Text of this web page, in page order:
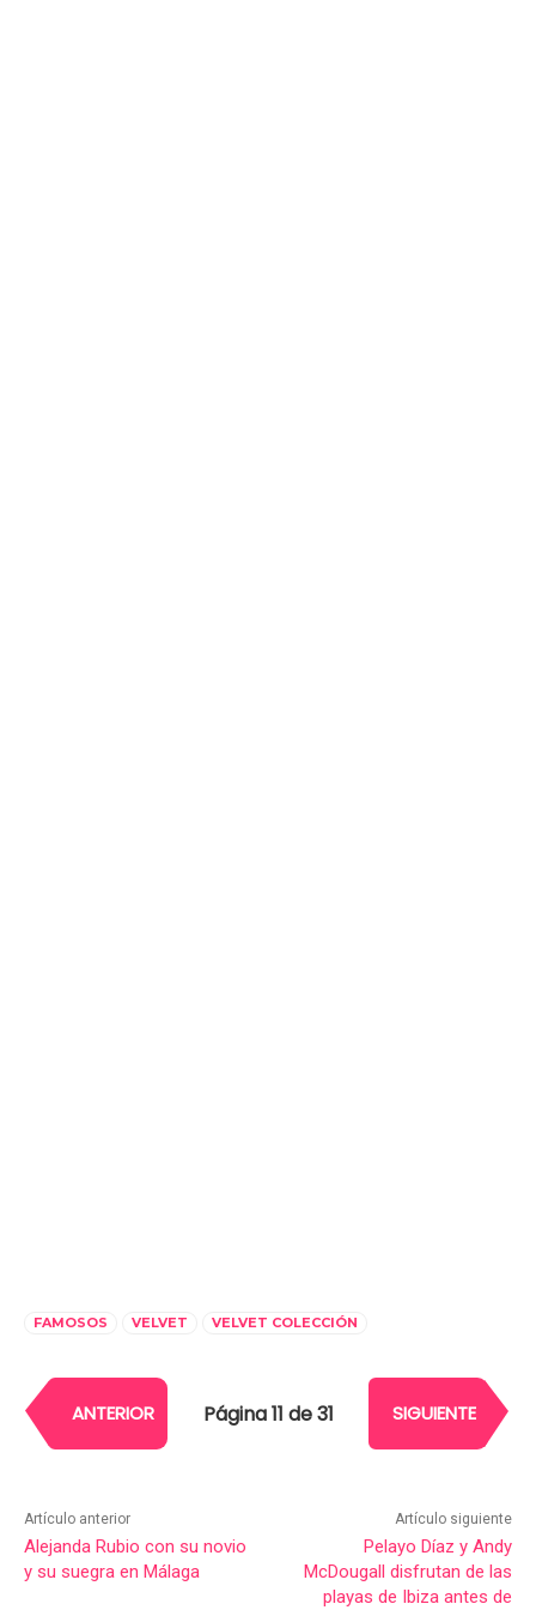
FAMOSOS VELVET VELVET COLECCIÓN
ANTERIOR Página 11 de 31 SIGUIENTE
Artículo anterior
Alejanda Rubio con su novio
y su suegra en Málaga
Artículo siguiente
Pelayo Díaz y Andy
McDougall disfrutan de las
playas de Ibiza antes de